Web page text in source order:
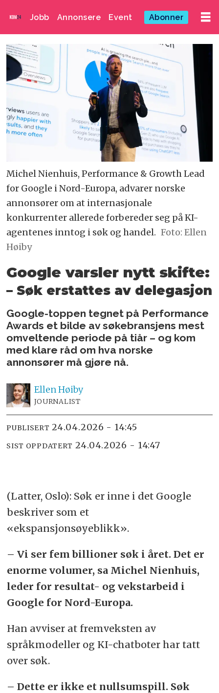
Jobb Annonsere Event Abonner
Michel Nienhuis, Performance & Growth Lead
for Google i Nord-Europa, advarer norske
annonsører om at internasjonale
konkurrenter allerede forbereder seg på KI-
agentenes inntog i søk og handel. Foto: Ellen
Høiby
Google varsler nytt skifte:
– Søk erstattes av delegasjon
Google-toppen tegnet på Performance
Awards et bilde av søkebransjens mest
omveltende periode på tiår – og kom
med klare råd om hva norske
annonsører må gjøre nå.
EllenHøiby
JOURNALIST
PUBLISERT 24.04.2026 - 14:45
SIST OPPDATERT 24.04.2026 - 14:47
(Latter, Oslo): Søk er inne i det Google
beskriver som et
«ekspansjonsøyeblikk».
– Vi ser fem billioner søk i året. Det er
enorme volumer, sa Michel Nienhuis,
leder for resultat- og vekstarbeid i
Google for Nord-Europa.
Han avviser at fremveksten av
språkmodeller og KI-chatboter har tatt
over søk.
– Dette er ikke et nullsumspill. Søk